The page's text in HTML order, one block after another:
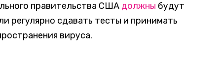
правительства США должны будут
регулярно сдавать тесты и принимать
вируса.